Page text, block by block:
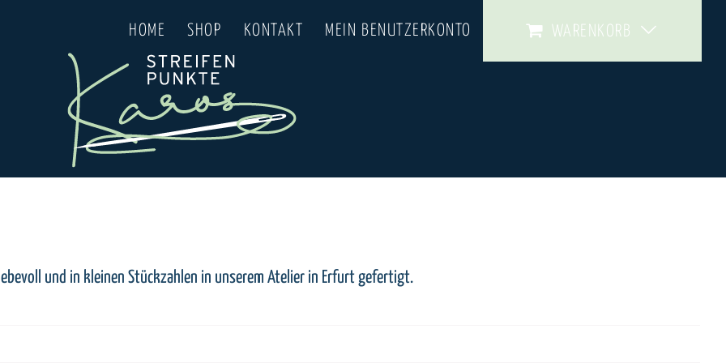
HOME SHOP KONTAKT MEIN BENUTZERKONTO WARENKORB
und in kleinen Stückzahlen in unserem Atelier in Erfurt gefertigt.